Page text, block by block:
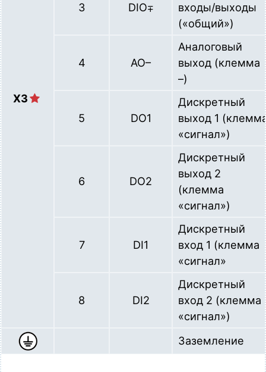
X3
3 DIO∓
входы/выходы
(«общий»)
4 AO–
Аналоговый
выход (клемма
–)
5 DO1
Дискретный
выход 1
«сигнал»)
6 DO2
Дискретный
выход 2
(клемма
«сигнал»)
7 DI1
Дискретный
вход 1 (клемма
«сигнал»
8 DI2
Дискретный
вход 2 (клемма
«сигнал»)
Заземление